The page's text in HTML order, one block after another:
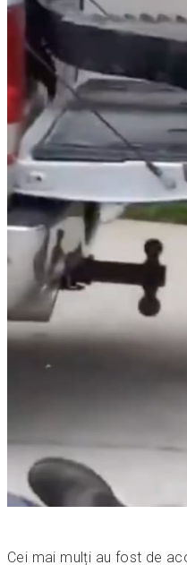
Cei mai mulți au fost de